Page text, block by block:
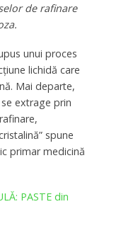
de rafinare
unui proces
lichidă care
Mai departe,
extrage prin
spune
primar medicină
PASTE din